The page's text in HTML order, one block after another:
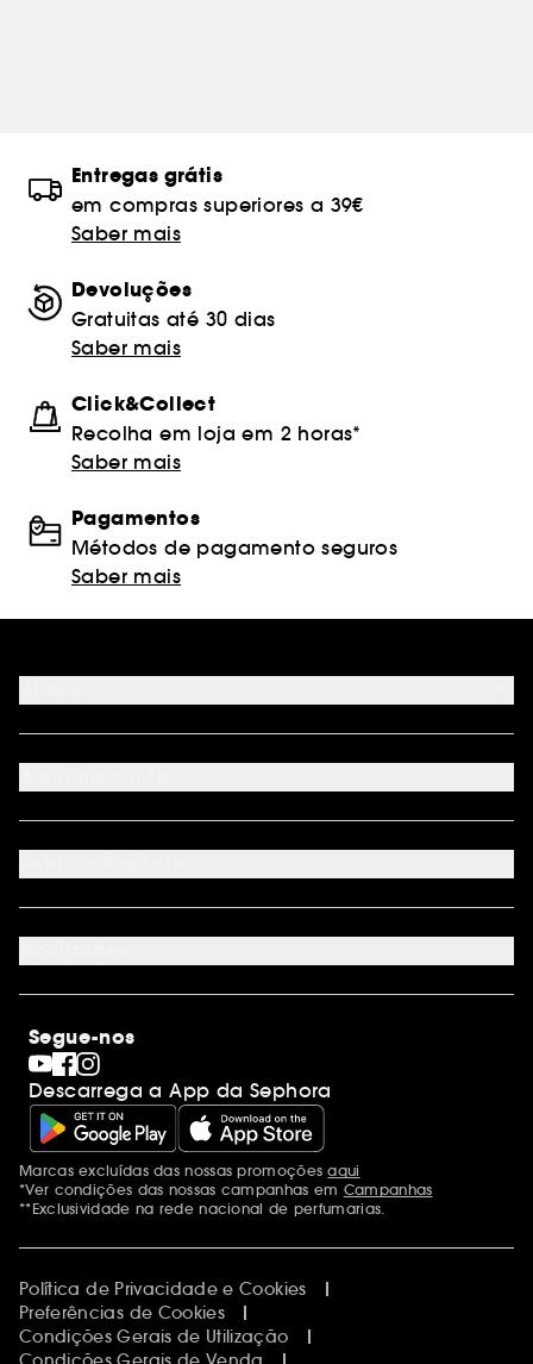
Entregas grátis
em compras superiores a 39€
Saber mais
Devoluções
Gratuitas até 30 dias
Saber mais
Click&Collect
Recolha em loja em 2 horas*
Saber mais
Pagamentos
Métodos de pagamento seguros
Saber mais
FAQ
Métodos de pagamento
Cartão oferta físico
Cartão oferta empresas
Site Map
Seguir encomenda
Programa de Fidelidade
Juntar Sephora
Sephora Prize 2026
Internacional
Descobrir a Sephora
Código promocional Sephora
Saldos
Dia dos Namorados
Dia do Pai
Dia da Mãe
Calendários do Advento
Singles' Day
Black Friday
Cyber Monday
Blue Monday
Segue-nos
Descarrega a App da Sephora
Menções adicionais
Marcas excluídas das nossas promoçõesaqui
*Ver condições das nossas campanhas em Campanhas
**Exclusividade na rede nacional de perfumarias.
Política de Privacidade e Cookies
Preferências de Cookies
Condições Gerais de Utilização